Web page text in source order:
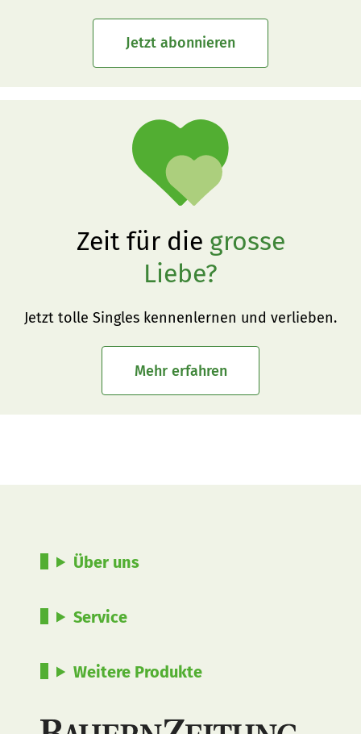
Jetzt abonnieren
Zeit für die grosse
Liebe?
Jetzt tolle Singles kennenlernen und verlieben.
Mehr erfahren
Über uns
Service
Weitere Produkte